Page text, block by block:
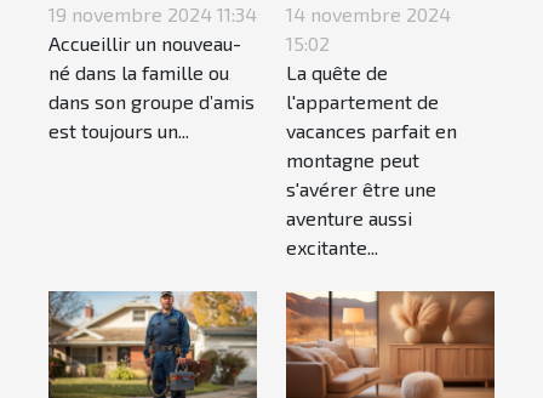
naissance
parfait avec les
produits
personnalisés de
19 novembre 2024 11:34
Accueillir un nouveau-
né dans la famille ou
dans son groupe d’amis
est toujours un...
appartement de
vacances en
montagne
14 novembre 2024
15:02
La quête de
l'appartement de
vacances parfait en
montagne peut
s'avérer être une
aventure aussi
excitante...